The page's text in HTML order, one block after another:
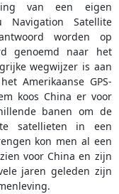
van een eigen
Navigation Satellite
worden op
genoemd naar het
wegwijzer is aan
Amerikaanse GPS-
koos China er voor
banen om de
satellieten in een
kon men al een
voor China en zijn
jaren geleden zijn